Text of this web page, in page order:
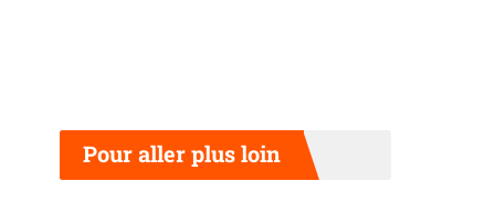
Pour aller plus loin